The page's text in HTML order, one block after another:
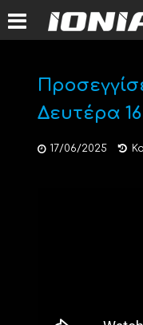
Δευτέρα 16
17/06/2025